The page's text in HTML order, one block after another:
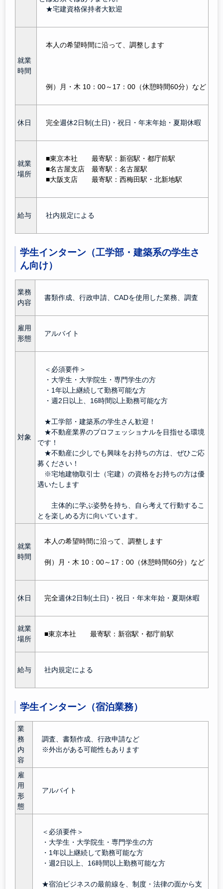
★宅建資格保持者大歓迎
就業
時間
本人の希望時間に沿って、調整します
例）月・木 10：00～17：00（休憩時間60分）など
休日 完全週休2日制(土日)・祝日・年末年始・夏期休暇
就業
場所
■東京本社 最寄駅：新宿駅 ・都庁前駅
■名古屋支店最寄駅：名古屋駅
■大阪支店最寄駅：西梅田駅・北新地駅
給与 社内規定による
学生インターン（工学部・建築系の学生さ
ん向け）
業務
内容
書類作成、行政申請、CADを使用した業務、調査
雇用
形態
アルバイト
対象
＜必須要件＞
・大学生・大学院生・専門学生の方
・1年以上継続して勤務可能な方
・週2日以上、16時間以上勤務可能な方
★工学部・建築系の学生さん歓迎！
★不動産業界のプロフェッショナルを目指せる環境
です！
★不動産に少しでも興味をお持ちの方は、ぜひご応
募ください！
※宅地建物取引士（宅建）の資格をお持ちの方は優
遇いたします
主体的に学ぶ姿勢を持ち、自ら考えて行動するこ
とを楽しめる方に向いています。
就業
時間
本人の希望時間に沿って、調整します
例）月・木 10：00～17：00（休憩時間60分）など
休日 完全週休2日制(土日)・祝日・年末年始・夏期休暇
就業
場所
■東京本社 最寄駅：新宿駅 ・都庁前駅
給与 社内規定による
学生インターン（宿泊業務）
業
務
内
容
調査、書類作成、行政申請など
※外出がある可能性もあります
雇
用
形
態
アルバイト
＜必須要件＞
・大学生・大学院生・専門学生の方
・1年以上継続して勤務可能な方
・週2日以上、16時間以上勤務可能な方
★宿泊ビジネスの最前線を、制度・法律の面から支